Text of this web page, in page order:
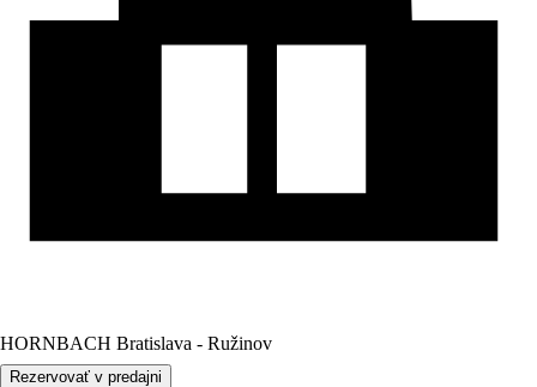
HORNBACH Bratislava - Ružinov
Rezervovať v predajni